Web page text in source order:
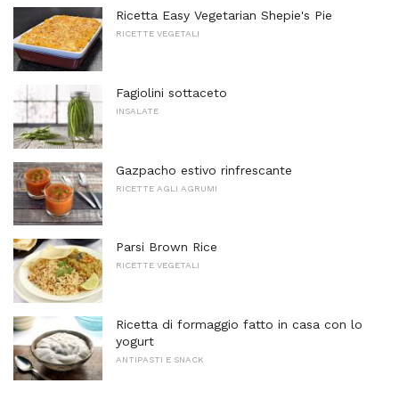
Ricetta Easy Vegetarian Shepie's Pie
RICETTE VEGETALI
Fagiolini sottaceto
INSALATE
Gazpacho estivo rinfrescante
RICETTE AGLI AGRUMI
Parsi Brown Rice
RICETTE VEGETALI
Ricetta di formaggio fatto in casa con lo
yogurt
ANTIPASTI E SNACK